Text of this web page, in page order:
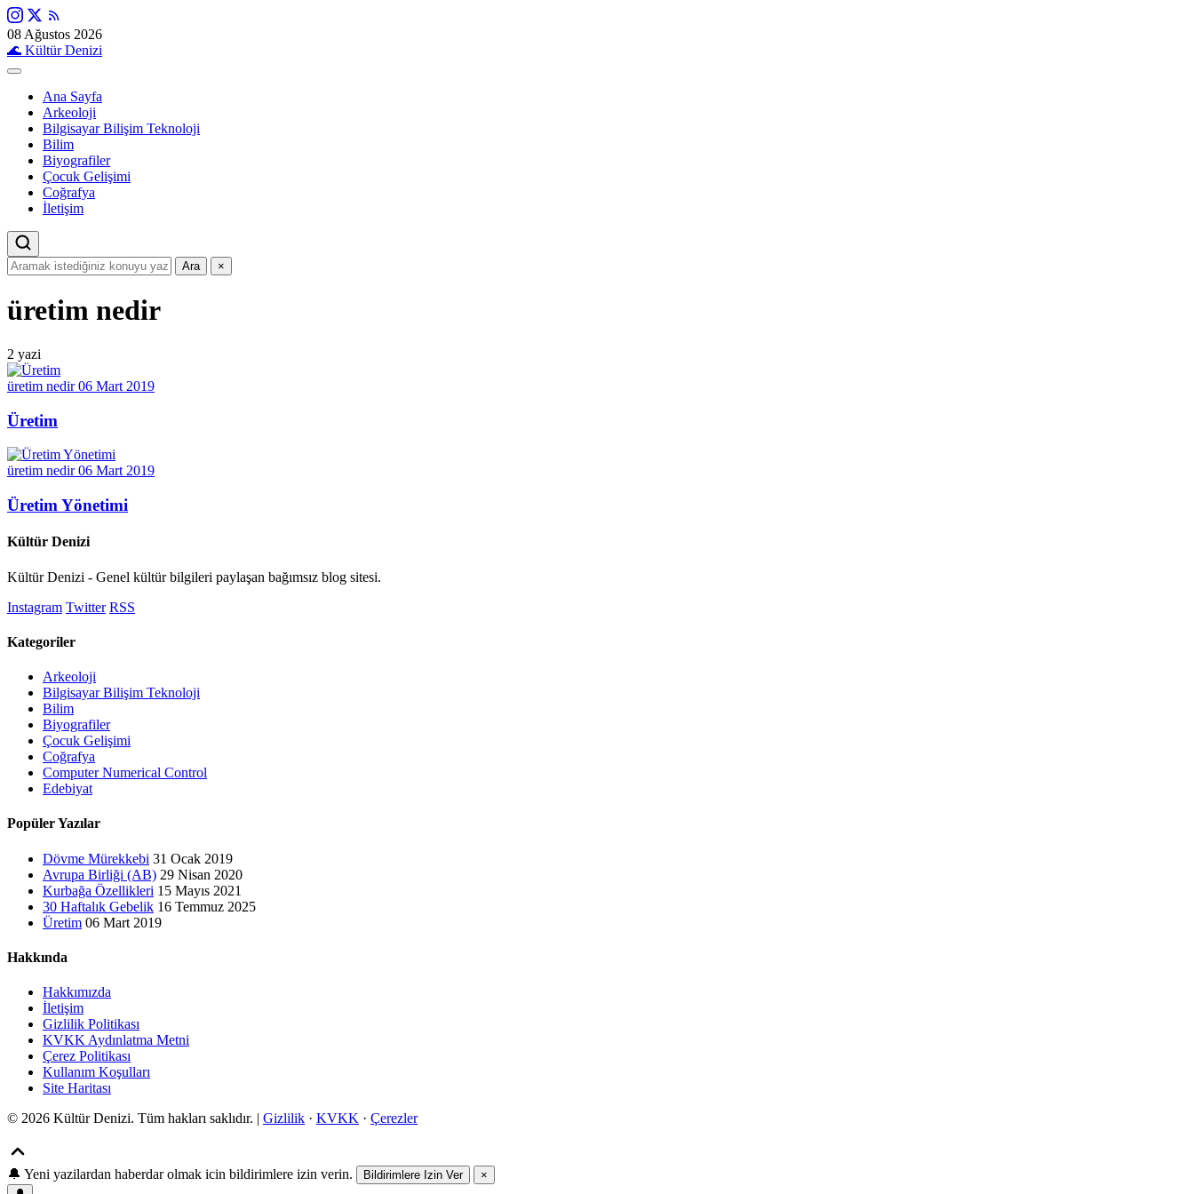
08 Ağustos 2026
🌊 Kültür Denizi
Ana Sayfa
Arkeoloji
Bilgisayar Bilişim Teknoloji
Bilim
Biyografiler
Çocuk Gelişimi
Coğrafya
İletişim
Ara ×
üretim nedir
2 yazi
üretim nedir 06 Mart 2019
Üretim
üretim nedir 06 Mart 2019
Üretim Yönetimi
Kültür Denizi
Kültür Denizi - Genel kültür bilgileri paylaşan bağımsız blog sitesi.
Instagram Twitter RSS
Kategoriler
Arkeoloji
Bilgisayar Bilişim Teknoloji
Bilim
Biyografiler
Çocuk Gelişimi
Coğrafya
Computer Numerical Control
Edebiyat
Popüler Yazılar
Dövme Mürekkebi 31 Ocak 2019
Avrupa Birliği (AB) 29 Nisan 2020
Kurbağa Özellikleri 15 Mayıs 2021
30 Haftalık Gebelik 16 Temmuz 2025
Üretim 06 Mart 2019
Hakkında
Hakkımızda
İletişim
Gizlilik Politikası
KVKK Aydınlatma Metni
Çerez Politikası
Kullanım Koşulları
Site Haritası
© 2026 Kültür Denizi. Tüm hakları saklıdır. | Gizlilik · KVKK · Çerezler
🔔 Yeni yazilardan haberdar olmak icin bildirimlere izin verin. Bildirimlere Izin Ver
×